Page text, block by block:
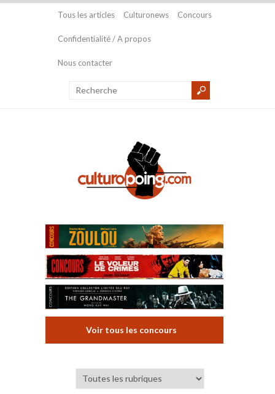
Tous les articles Culturonews Concours
Confidentialité / A propos
Nous contacter
Voir tous les concours